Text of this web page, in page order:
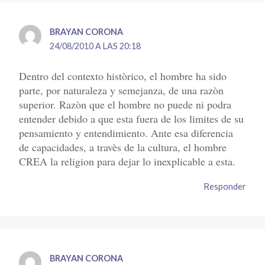
BRAYAN CORONA
24/08/2010 A LAS 20:18
Dentro del contexto històrico, el hombre ha sido
parte, por naturaleza y semejanza, de una razòn
superior. Razòn que el hombre no puede ni podra
entender debido a que esta fuera de los limites de su
pensamiento y entendimiento. Ante esa diferencia
de capacidades, a travès de la cultura, el hombre
CREA la religion para dejar lo inexplicable a esta.
Responder
BRAYAN CORONA